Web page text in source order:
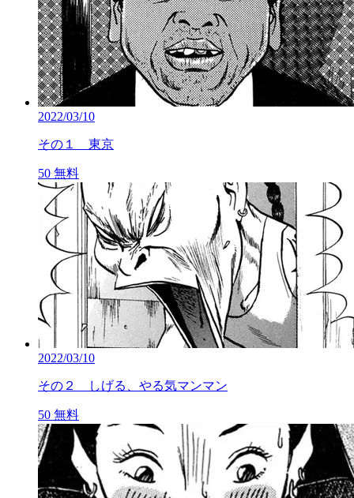
2022/03/10
その１ 東京
50 無料
2022/03/10
その２ しげる、やる気マンマン
50 無料